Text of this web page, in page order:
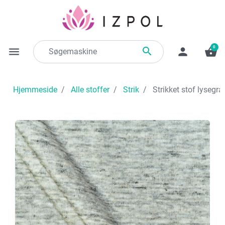
menu  person shopping_basket
0
Hjemmeside Alle stoffer Strik Strikket stof lysegrå